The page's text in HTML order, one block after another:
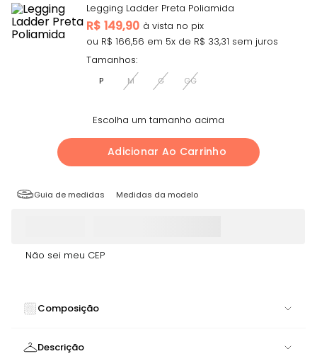
Legging Ladder Preta Poliamida
R$ 149,90
ou R$ 166,56 em 5x de R$ 33,31 sem juros
Tamanhos:
P M G GG
Escolha um tamanho acima
Adicionar Ao Carrinho
Guia de medidas Medidas da modelo
Não sei meu CEP
Composição
Descrição